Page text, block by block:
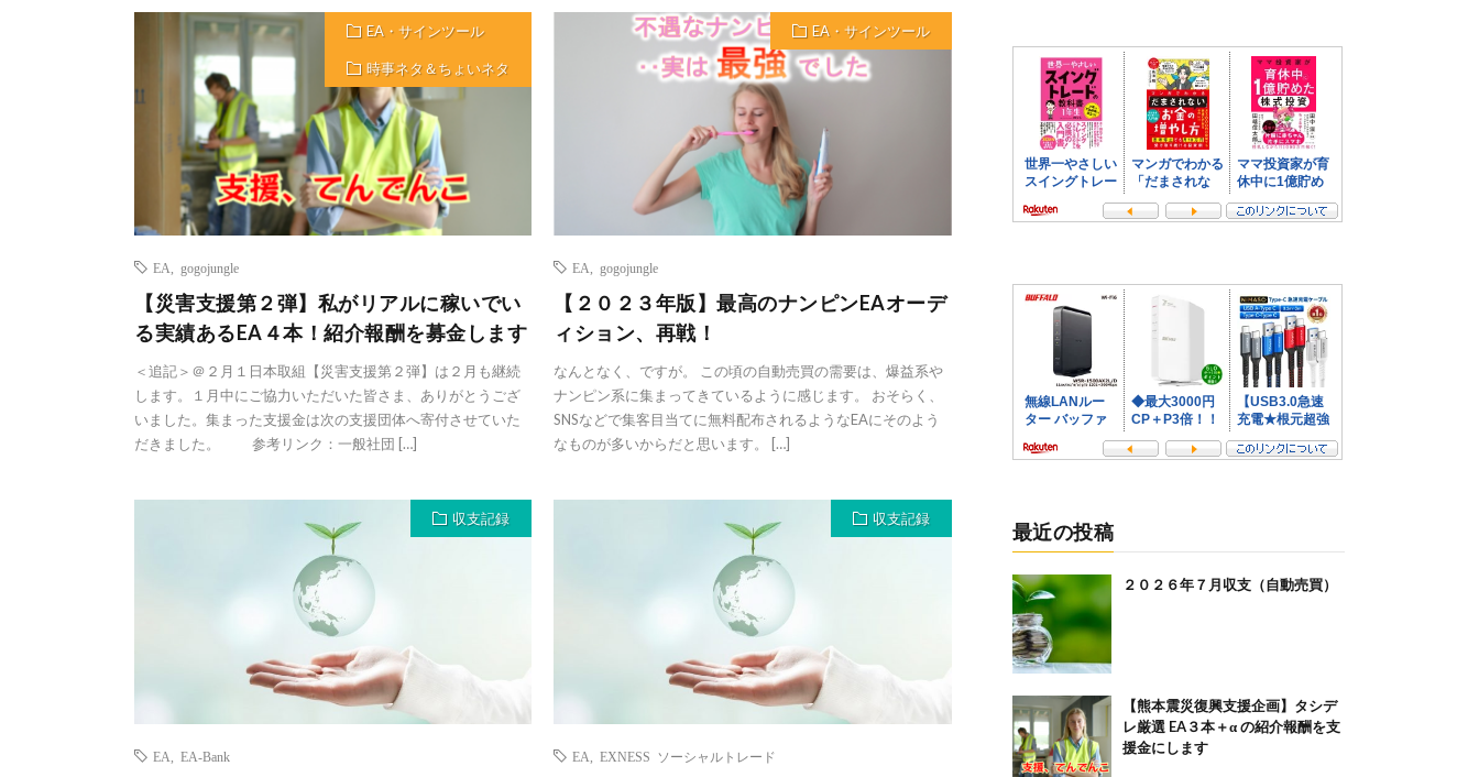
EA・サインツール
時事ネタ＆ちょいネタ
EA gogojungle
【災害支援第２弾】私がリアルに稼いでい
る実績あるEA４本！紹介報酬を募金します
＜追記＞＠２月１日本取組【災害支援第２弾】は２月も継続
します。１月中にご協力いただいた皆さま、ありがとうござ
いました。集まった支援金は次の支援団体へ寄付させていた
だきました。 参考リンク：一般社団 […]
EA・サインツール
EA ,gogojungle
【２０２３年版】最高のナンピンEAオーデ
ィション、再戦！
なんとなく、ですが。 この頃の自動売買の需要は、爆益系や
ナンピン系に集まってきているように感じます。 おそらく、
SNSなどで集客目当てに無料配布されるようなEAにそのよう
なものが多いからだと思います。 […]
収支記録
EA EA-Bank
収支記録
EA ,EXNESS ソーシャルトレード
最近の投稿
２０２６年７月収支（自動売買）
【熊本震災復興支援企画】タシデ
レ厳選 EA３本＋α の紹介報酬を支
援金にします